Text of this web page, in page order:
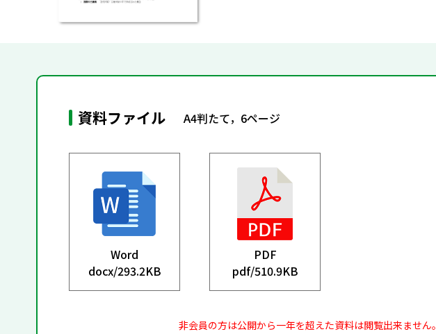
資料ファイル A4判たて，6ページ
Word
docx/293.2KB
PDF
pdf/510.9KB
非会員の方は公開から一年を超えた資料は閲覧出来ません。